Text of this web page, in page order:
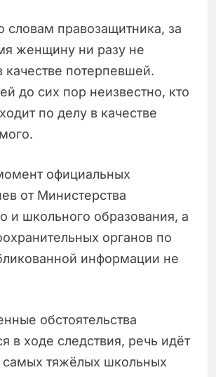
словам правозащитника, за
женщину ни разу не
качестве потерпевшей.
до сих пор неизвестно, кто
по делу в качестве
официальных
от Министерства
и школьного образования, а
органов по
информации не
обстоятельства
в ходе следствия, речь идёт
самых тяжёлых школьных